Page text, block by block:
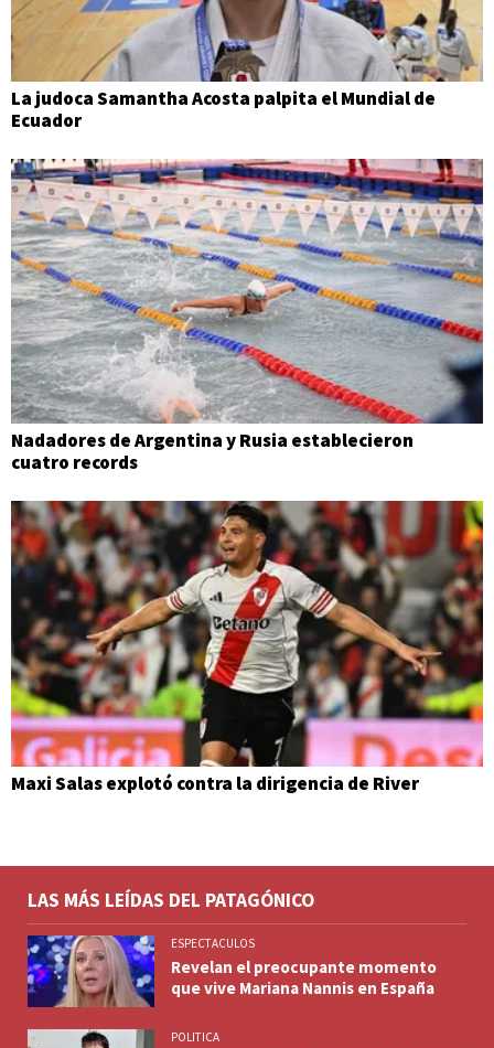
La judoca Samantha Acosta palpita el Mundial de
Ecuador
Nadadores de Argentina y Rusia establecieron
cuatro records
Maxi Salas explotó contra la dirigencia de River
LAS MÁS LEÍDAS DEL PATAGÓNICO
ESPECTACULOS
Revelan el preocupante momento
que vive Mariana Nannis en España
POLITICA